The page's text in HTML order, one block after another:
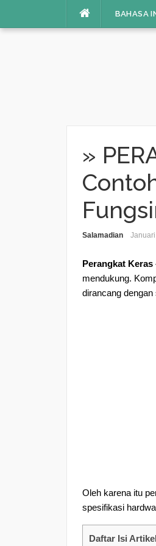
BAHASA
»
Salamadian
Perangkat Keras
mendukung.
dirancang
Oleh karena itu
spesifikasi
Daftar Isi Artikel